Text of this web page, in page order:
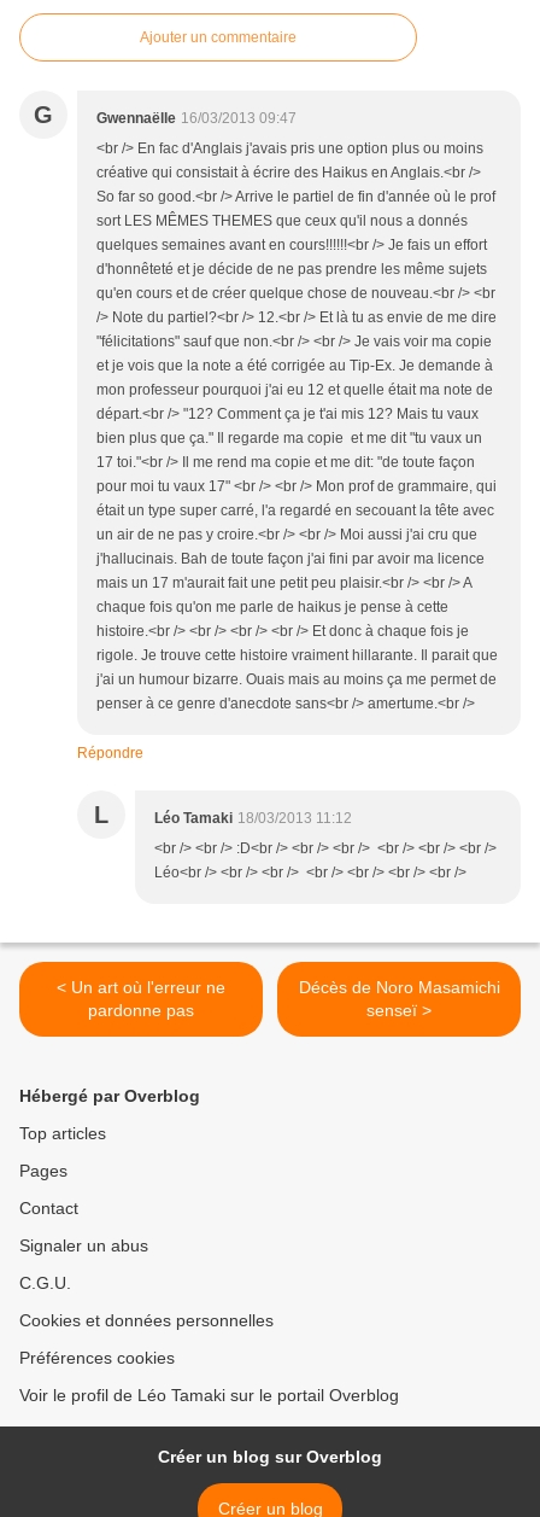
Ajouter un commentaire
G Gwennaëlle 16/03/2013 09:47
<br /> En fac d'Anglais j'avais pris une option plus ou moins
créative qui consistait à écrire des Haikus en Anglais.<br />
So far so good.<br /> Arrive le partiel de fin d'année où le prof
sort LES MÊMES THEMES que ceux qu'il nous a donnés
quelques semaines avant en cours!!!!!!<br /> Je fais un effort
d'honnêteté et je décide de ne pas prendre les même sujets
qu'en cours et de créer quelque chose de nouveau.<br /> <br
/> Note du partiel?<br /> 12.<br /> Et là tu as envie de me dire
"félicitations" sauf que non.<br /> <br /> Je vais voir ma copie
et je vois que la note a été corrigée au Tip-Ex. Je demande à
mon professeur pourquoi j'ai eu 12 et quelle était ma note de
départ.<br /> "12? Comment ça je t'ai mis 12? Mais tu vaux
bien plus que ça." Il regarde ma copie et me dit "tu vaux un
17 toi."<br /> Il me rend ma copie et me dit: "de toute façon
pour moi tu vaux 17" <br /> <br /> Mon prof de grammaire, qui
était un type super carré, l'a regardé en secouant la tête avec
un air de ne pas y croire.<br /> <br /> Moi aussi j'ai cru que
j'hallucinais. Bah de toute façon j'ai fini par avoir ma licence
mais un 17 m'aurait fait une petit peu plaisir.<br /> <br /> A
chaque fois qu'on me parle de haikus je pense à cette
histoire.<br /> <br /> <br /> <br /> Et donc à chaque fois je
rigole. Je trouve cette histoire vraiment hillarante. Il parait que
j'ai un humour bizarre. Ouais mais au moins ça me permet de
penser à ce genre d'anecdote sans<br /> amertume.<br />
Répondre
L Léo Tamaki 18/03/2013 11:12
<br /> <br /> :D<br /> <br /> <br /> <br /> <br /> <br />
Léo<br /> <br /> <br /> <br /> <br /> <br /> <br />
< Un art où l'erreur ne
pardonne pas
Décès de Noro Masamichi
senseï >
Hébergé par Overblog
Top articles
Pages
Contact
Signaler un abus
C.G.U.
Cookies et données personnelles
Préférences cookies
Voir le profil de Léo Tamaki sur le portail Overblog
Créer un blog sur Overblog
Créer un blog